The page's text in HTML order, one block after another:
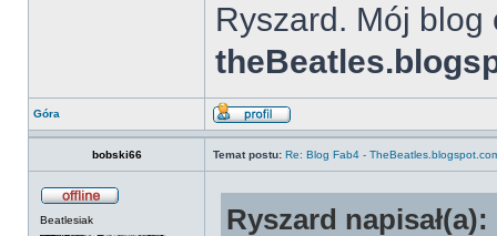
Ryszard. Mój
Góra
bobski66 Temat postu: Re: Blog Fab4 -
Beatlesiak Ryszard napisał(a):